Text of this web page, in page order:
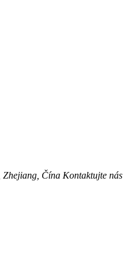
Zhejiang, Čína Kontaktujte nás